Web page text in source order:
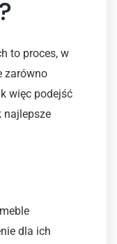
to proces, w
zarówno
więc podejść
najlepsze
dla ich